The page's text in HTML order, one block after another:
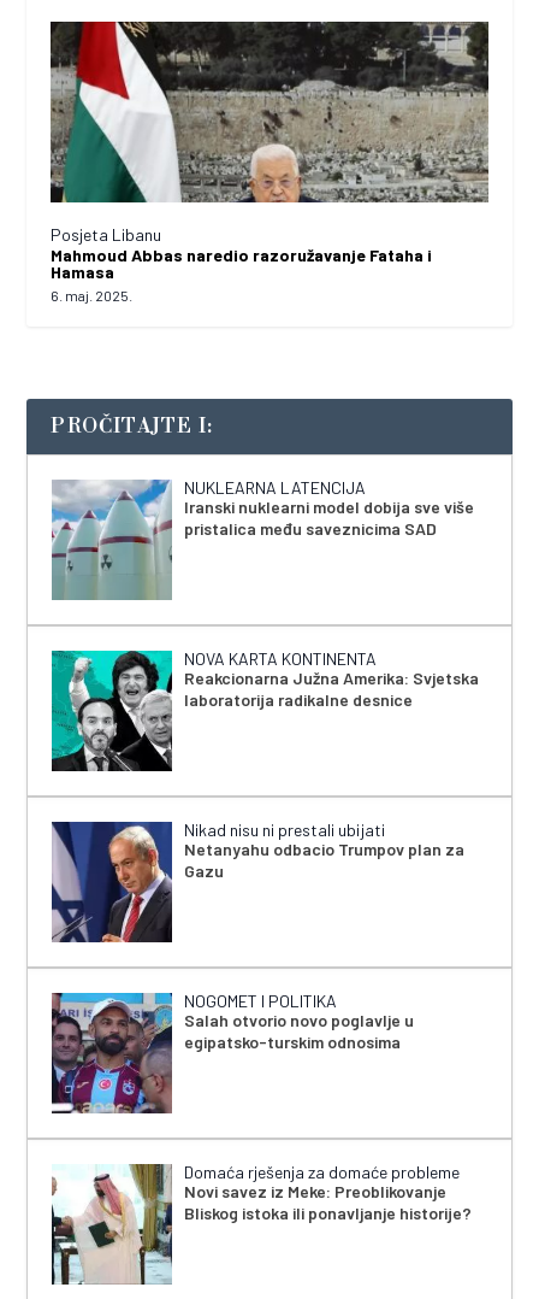
Posjeta Libanu
Mahmoud Abbas naredio razoružavanje Fataha i
Hamasa
6. maj. 2025.
PROČITAJTE I:
NUKLEARNA LATENCIJA
Iranski nuklearni model dobija sve više
pristalica među saveznicima SAD
NOVA KARTA KONTINENTA
Reakcionarna Južna Amerika: Svjetska
laboratorija radikalne desnice
Nikad nisu ni prestali ubijati
Netanyahu odbacio Trumpov plan za
Gazu
NOGOMET I POLITIKA
Salah otvorio novo poglavlje u
egipatsko-turskim odnosima
Domaća rješenja za domaće probleme
Novi savez iz Meke: Preoblikovanje
Bliskog istoka ili ponavljanje historije?